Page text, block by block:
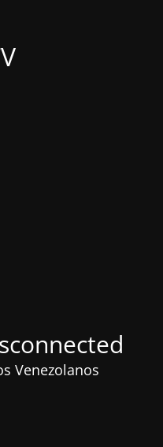
Venezolanos